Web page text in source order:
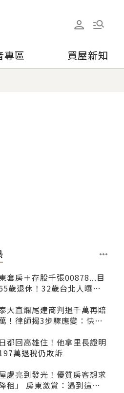
專區 買屋新知
套房＋存股千張00878...目
歲退休！32歲台北人曝：
大直爛尾建商判退千萬再賠
！律師揭3步驟應變：快通
都回高雄住！他拿里長證明
萬退稅仍敗訴
處亮到發光！優質房客想求
降租」 房東激賞：遇到這種